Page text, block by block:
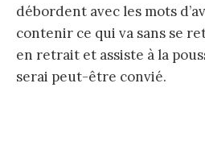
débordent avec les mots
contenir ce qui va sans se
en retrait et assiste à la
serai peut-être convié.